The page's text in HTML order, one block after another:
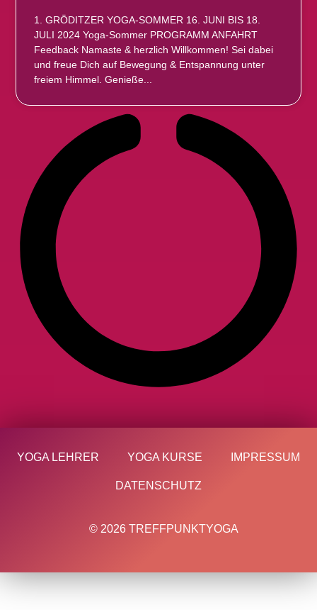
1. GRÖDITZER YOGA-SOMMER 16. JUNI BIS 18.
JULI 2024 Yoga-Sommer PROGRAMM ANFAHRT
Feedback Namaste & herzlich Willkommen! Sei dabei
und freue Dich auf Bewegung & Entspannung unter
freiem Himmel. Genieße
YOGA LEHRER YOGA KURSE IMPRESSUM
DATENSCHUTZ
© 2026 TREFFPUNKTYOGA